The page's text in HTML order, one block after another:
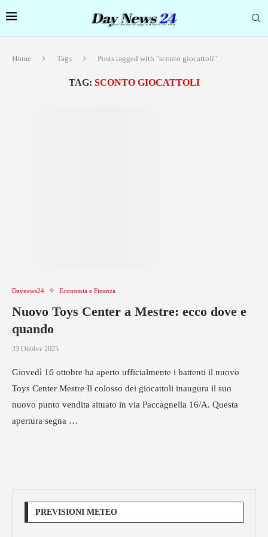
Home Tags Posts tagged with "sconto giocattoli"
TAG: SCONTO GIOCATTOLI
Daynews24 Economia e Finanza
Nuovo Toys Center a Mestre: ecco dove e
quando
23 Ottobre 2025
Giovedì 16 ottobre ha aperto ufficialmente i battenti il nuovo
Toys Center Mestre Il colosso dei giocattoli inaugura il suo
nuovo punto vendita situato in via Paccagnella 16/A. Questa
apertura segna …
PREVISIONI METEO